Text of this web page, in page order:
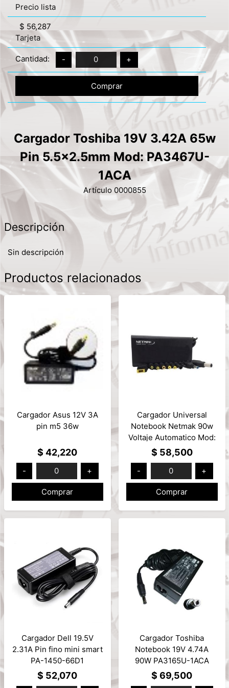
Precio lista
$ 56,287
Tarjeta
Cantidad: - 0 +
Comprar
Cargador Toshiba 19V 3.42A 65w
Pin 5.5x2.5mm Mod: PA3467U-
1ACA
Artículo 0000855
Descripción
Sin descripción
Productos relacionados
Cargador Asus 12V 3A
pin m5 36w
$ 42,220
- 0 +
Comprar
Cargador Universal
Notebook Netmak 90w
Voltaje Automatico Mod:
NM-1287
$ 58,500
- 0 +
Comprar
Cargador Dell 19.5V
2.31A Pin fino mini smart
PA-1450-66D1
$ 52,070
Cargador Toshiba
Notebook 19V 4.74A
90W PA3165U-1ACA
$ 69,500